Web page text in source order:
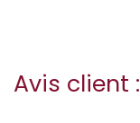
Avis client :